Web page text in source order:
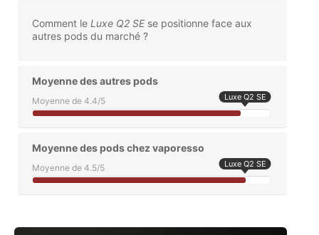
Comment le Luxe Q2 SEse positionne face aux
autres pods du marché ?
Moyenne des autres pods
Moyenne de 4.4/5 Luxe Q2 SE
Moyenne des pods chez vaporesso
Moyenne de 4.5/5 Luxe Q2 SE